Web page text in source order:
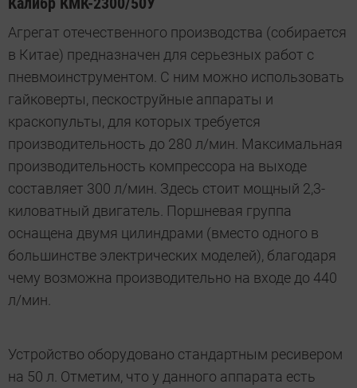
Агрегат отечественного производства (собирается
в Китае) предназначен для серьезных работ с
пневмоинструментом. С ним можно использовать
гайковерты, пескоструйные аппараты и
краскопульты, для которых требуется
производительность до 280 л/мин. Максимальная
производительность компрессора на выходе
составляет 300 л/мин. Здесь стоит мощный 2,3-
киловатный двигатель. Поршневая группа
оснащена двумя цилиндрами (вместо одного в
большинстве электрических моделей), благодаря
чему возможна производительно на входе до 440
л/мин.
Устройство оборудовано стандартным ресивером
на 50 л. Отметим, что у данного аппарата есть